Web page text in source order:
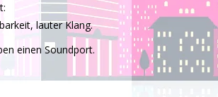
lauter Klang.
einen Soundport.